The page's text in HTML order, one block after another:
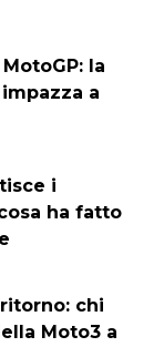
la
a
i
ha fatto
chi
Moto3 a